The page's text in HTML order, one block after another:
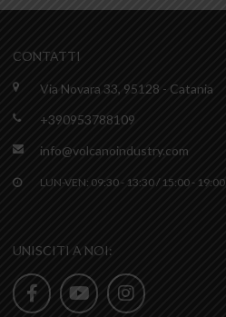
CONTATTI
Via Novara 33, 95128 - Catania
+390953788109
info@volcanoindustry.com
LUN-VEN: 09:30 - 13:30 / 15:00 - 19:00
UNISCITI A NOI: